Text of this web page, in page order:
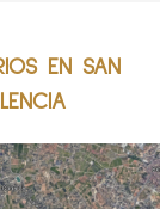
EN SAN